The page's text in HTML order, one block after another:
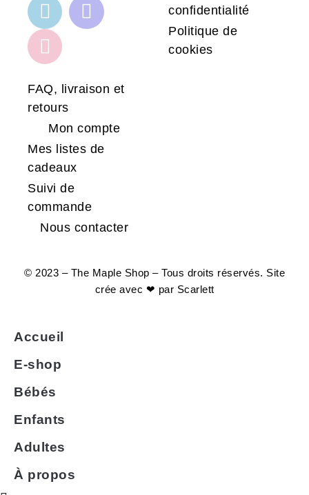
FAQ, livraison et
retours
Mon compte
Mes listes de
cadeaux
Suivi de
commande
Nous contacter
confidentialité
Politique de
cookies
© 2023 – The Maple Shop – Tous droits réservés. Site
crée avec ❤ par Scarlett
Accueil
E-shop
Bébés
Enfants
Adultes
À propos